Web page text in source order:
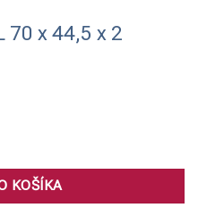
70 x 44,5 x 2
KOŠÍKA